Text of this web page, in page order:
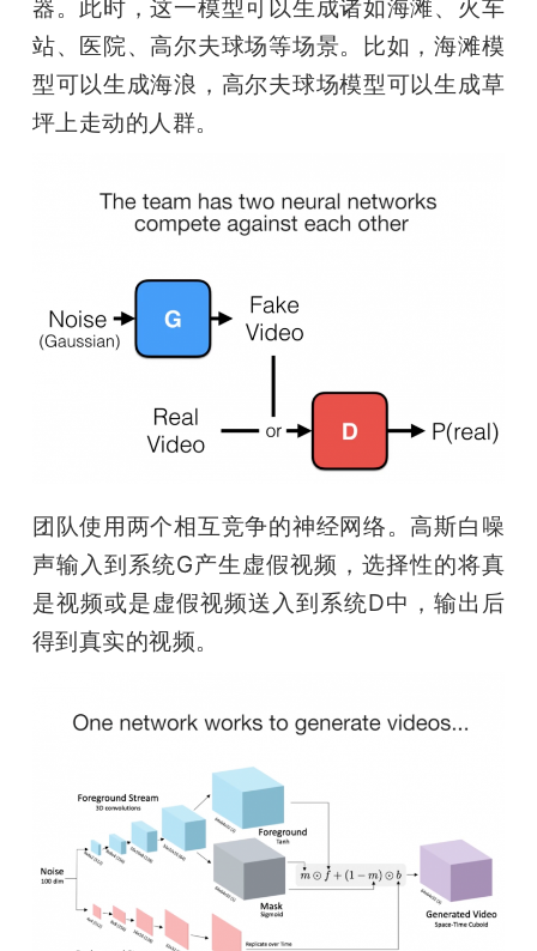
器。此时，这一模型可以生成诸如海滩、火车
站、医院、高尔夫球场等场景。比如，海滩模
型可以生成海浪，高尔夫球场模型可以生成草
坪上走动的人群。
团队使用两个相互竞争的神经网络。高斯白噪
声输入到系统G产生虚假视频，选择性的将真
是视频或是虚假视频送入到系统D中，输出后
得到真实的视频。